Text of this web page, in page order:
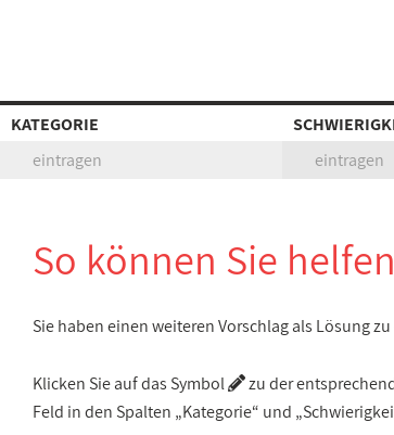
KATEGORIE
eintragen
eintragen
So können Sie
Sie haben einen weiteren Vorschlag als Lösung
Klicken Sie auf das Symbol
zu der
Feld in den Spalten „Kategorie“ und